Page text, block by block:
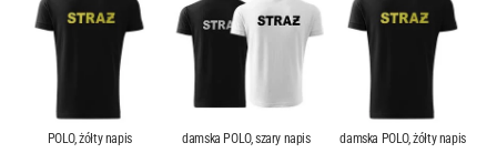
POLO, żółty napis
damska POLO, szary napis
damska POLO, żółty napis